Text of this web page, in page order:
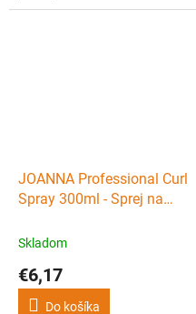
JOANNA Professional Curl
Spray 300ml - Sprej na
tužiaci
Skladom
€6,17
Do košíka